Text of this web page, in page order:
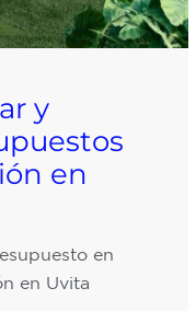
y
en
en
en Uvita